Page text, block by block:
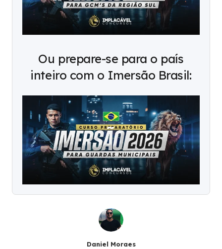
Ou prepare-se para o país
inteiro com o Imersão Brasil:
Daniel Moraes